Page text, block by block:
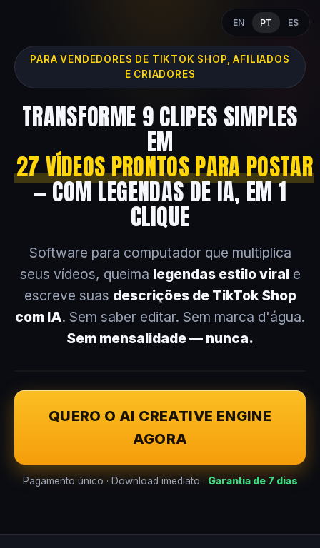
EN PT ES
PARA VENDEDORES DE TIKTOK SHOP, AFILIADOS
E CRIADORES
TRANSFORME 9 CLIPES SIMPLES
EM
27 VÍDEOS PRONTOS PARA POSTAR
— COM LEGENDAS DE IA, EM 1
CLIQUE
Software para computador que multiplica
seus vídeos, queima legendas estilo virale
escreve suas descrições de TikTok Shop
com IA. Sem saber editar. Sem marca d'água.
Sem mensalidade — nunca.
QUERO O AI CREATIVE ENGINE
AGORA
Pagamento único · Download imediato · Garantia de 7 dias